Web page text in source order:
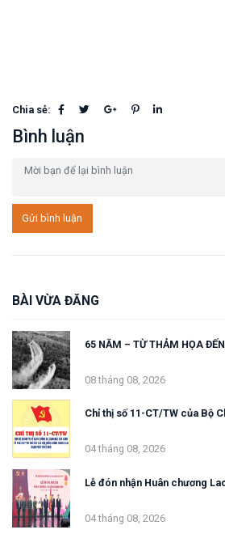
Chia sẻ:
Bình luận
Gửi bình luận
BÀI VỪA ĐĂNG
65 NĂM – TỪ THẢM HỌA
08 tháng 08, 2026
Chỉ thị số 11-CT/TW của Bộ
04 tháng 08, 2026
Lễ đón nhận Huân chương
04 tháng 08, 2026